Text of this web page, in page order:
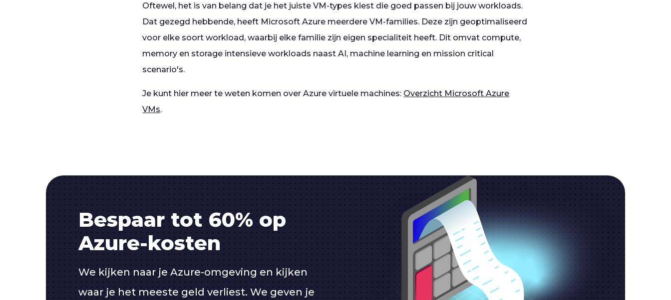
Oftewel, het is van belang dat je het juiste VM-types kiest die goed passen bij jouw workloads.
Dat gezegd hebbende, heeft Microsoft Azure meerdere VM-families. Deze zijn geoptimaliseerd
voor elke soort workload, waarbij elke familie zijn eigen specialiteit heeft. Dit omvat compute,
memory en storage intensieve workloads naast AI, machine learning en mission critical
scenario's.
Je kunt hier meer te weten komen over Azure virtuele machines: Overzicht Microsoft Azure
VMs.
Bespaar tot 60% op
Azure-kosten
We kijken naar je Azure-omgeving en kijken
waar je het meeste geld verliest. We geven je